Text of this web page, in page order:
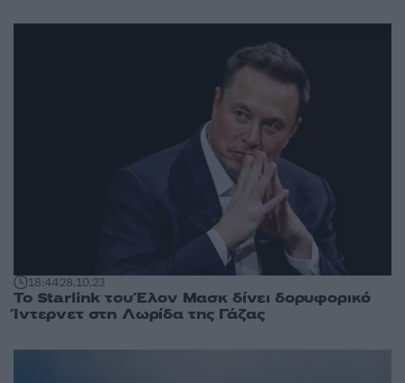
18:4428.10.23
Το Starlink του Έλον Μασκ δίνει δορυφορικό
Ίντερνετ στη Λωρίδα της Γάζας